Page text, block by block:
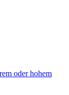
oder hohem